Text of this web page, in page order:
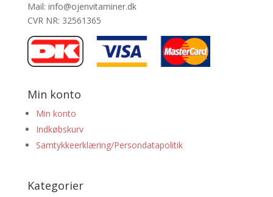
Mail: info@ojenvitaminer.dk
CVR NR: 32561365
Min konto
Min konto
Indkøbskurv
Samtykkeerklæring/Persondatapolitik
Kategorier